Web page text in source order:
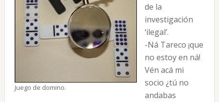
Juego de domino.
de la
investigación
‘ilegal’.
-Ná Tareco ¡que
no estoy en ná!
Vén acá mi
socio ¿tú no
andabas